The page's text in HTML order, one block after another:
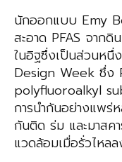
นักออกแบบ Emy
สะอาด PFAS จากดิ
ในอิฐซึ่งเป็นส่วนหนึ่
Design Week ซึ่ง
polyfluoroalkyl
การนำกันอย่างแพร่
กันติด ร่ม และมาสค
แวดล้อมเมื่อรั่วไหล